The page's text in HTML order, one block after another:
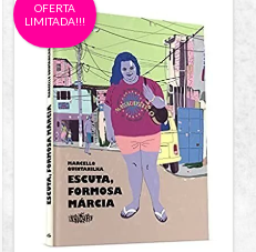
OFERTA
LIMITADA!!!